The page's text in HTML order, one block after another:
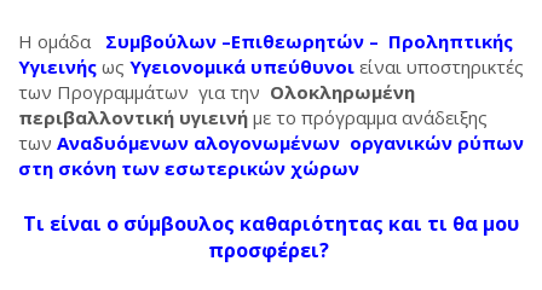
Η ομάδα
Συμβούλων –Επιθεωρητών – Προληπτικής
Υγιεινής ως Υγειονομικά υπεύθυνοι είναι υποστηρικτές
των Προγραμμάτων για την Ολοκληρωμένη
περιβαλλοντική υγιεινή με το πρόγραμμα ανάδειξης
των Αναδυόμενων αλογονωμένων οργανικών ρύπων
στη σκόνη των εσωτερικών χώρων
Τι είναι ο σύμβουλος καθαριότητας και τι θα μου
προσφέρει?